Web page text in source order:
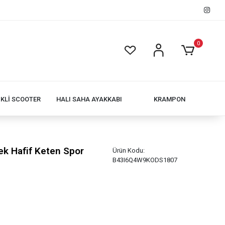
0
SCOOTER HALI SAHA AYAKKABI KRAMPON
Hafif Keten Spor
Ürün Kodu:
B43I6Q4W9KODS1807